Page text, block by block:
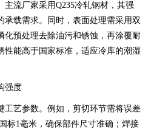
主流厂家采用Q235冷轧钢材，其强
承载需求。同时，表面处理需采用双
化预处理去除油污和锈蚀，再涂覆耐
性能高于国家标准，适应冷库的潮湿
强度
工艺参数。例如，剪切环节需将误差
标1毫米，确保部件尺寸准确；焊接